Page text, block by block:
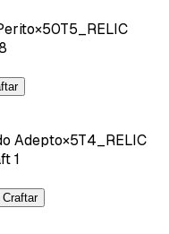
×50T5_RELIC
Adepto×5T4_RELIC
1
Craftar